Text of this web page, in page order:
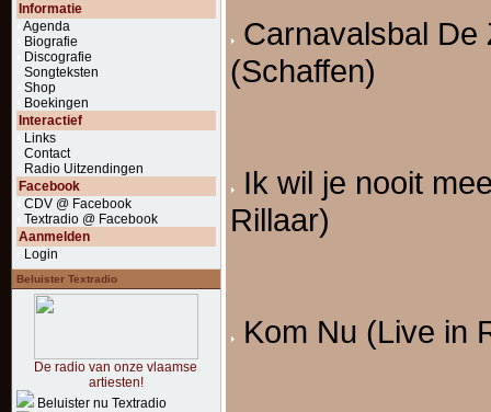
Informatie
Agenda
Biografie
Discografie
Songteksten
Shop
Boekingen
Interactief
Links
Contact
Radio Uitzendingen
Facebook
CDV @ Facebook
Textradio @ Facebook
Aanmelden
Login
Beluister Textradio
De radio van onze vlaamse
artiesten!
Beluister nu Textradio
Carnavalsbal De
(Schaffen)
Ik wil je nooit
Rillaar)
Kom Nu (Live in